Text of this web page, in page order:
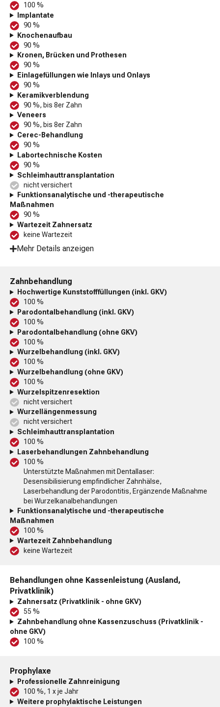
100 %
Implantate
90 %
Knochenaufbau
90 %
Kronen, Brücken und Prothesen
90 %
Einlagefüllungen wie Inlays und Onlays
90 %
Keramikverblendung
90 %, bis 8er Zahn
Veneers
90 %, bis 8er Zahn
Cerec-Behandlung
90 %
Labortechnische Kosten
90 %
Schleimhauttransplantation
nicht versichert
Funktionsanalytische und -therapeutische
Maßnahmen
90 %
Wartezeit Zahnersatz
keine Wartezeit
Mehr Details anzeigen
Zahnbehandlung
Hochwertige Kunststofffüllungen (inkl. GKV)
100 %
Parodontalbehandlung (inkl. GKV)
100 %
Parodontalbehandlung (ohne GKV)
100 %
Wurzelbehandlung (inkl. GKV)
100 %
Wurzelbehandlung (ohne GKV)
100 %
Wurzelspitzenresektion
nicht versichert
Wurzellängenmessung
nicht versichert
Schleimhauttransplantation
100 %
Laserbehandlungen Zahnbehandlung
100 %
Unterstützte Maßnahmen mit Dentallaser:
Desensibilisierung empfindlicher Zahnhälse,
Laserbehandlung der Parodontitis, Ergänzende Maßnahme
bei Wurzelkanalbehandlungen
Funktionsanalytische und -therapeutische
Maßnahmen
100 %
Wartezeit Zahnbehandlung
keine Wartezeit
Behandlungen ohne Kassenleistung (Ausland,
Privatklinik)
Zahnersatz (Privatklinik - ohne GKV)
55 %
Zahnbehandlung ohne Kassenzuschuss (Privatklinik -
ohne GKV)
100 %
Prophylaxe
Professionelle Zahnreinigung
100 %, 1 x je Jahr
Weitere prophylaktische Leistungen